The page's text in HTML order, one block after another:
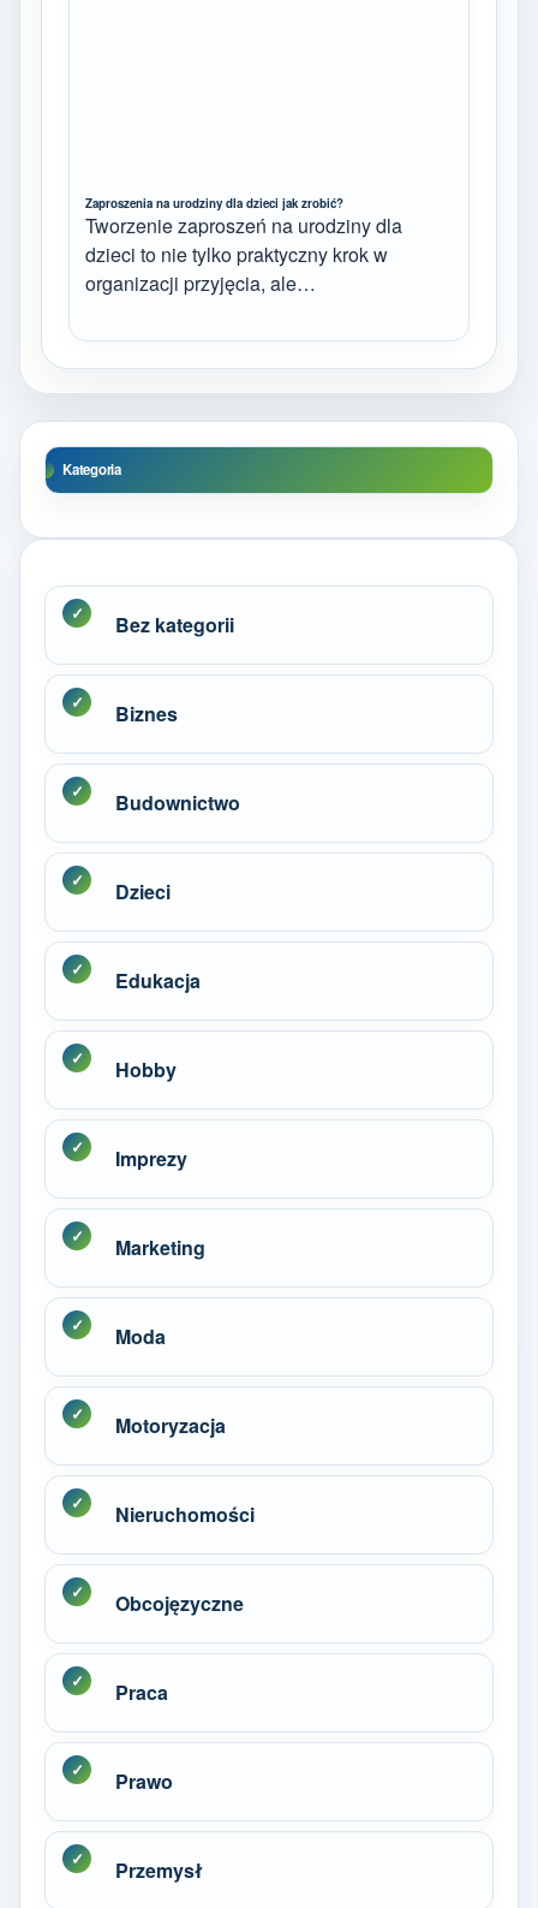
Zaproszenia na urodziny dla dzieci jak zrobić?
Tworzenie zaproszeń na urodziny dla
dzieci to nie tylko praktyczny krok w
organizacji przyjęcia, ale…
Kategoria
Bez kategorii
Biznes
Budownictwo
Dzieci
Edukacja
Hobby
Imprezy
Marketing
Moda
Motoryzacja
Nieruchomości
Obcojęzyczne
Praca
Prawo
Przemysł